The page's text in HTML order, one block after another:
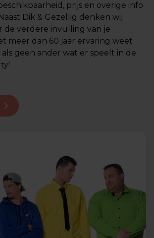
prijs en overige info
Dik & Gezellig denken wij
de verdere invulling van je
meer dan 60 jaar ervaring weet
geen ander wat er speelt in de